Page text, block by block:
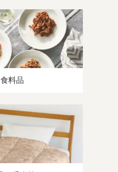
食料品